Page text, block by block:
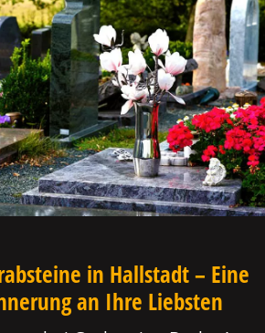
in Hallstadt – Eine
an Ihre Liebsten